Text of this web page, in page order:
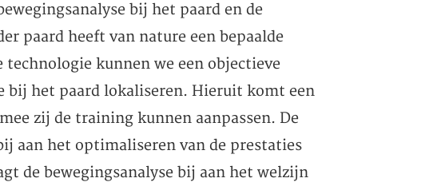
bij het paard en de
paard heeft van nature een bepaalde
kunnen we een objectieve
bij het paard lokaliseren. Hieruit komt een
zij de training kunnen aanpassen. De
aan het optimaliseren van de prestaties
de bewegingsanalyse bij aan het welzijn